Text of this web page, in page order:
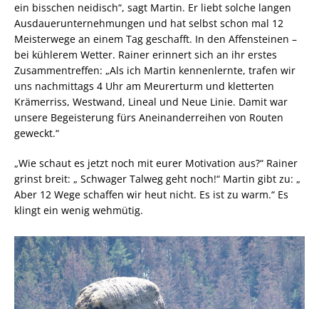
ein bisschen neidisch“, sagt Martin. Er liebt solche langen
Ausdauerunternehmungen und hat selbst schon mal 12
Meisterwege an einem Tag geschafft. In den Affensteinen –
bei kühlerem Wetter. Rainer erinnert sich an ihr erstes
Zusammentreffen: „Als ich Martin kennenlernte, trafen wir
uns nachmittags 4 Uhr am Meurerturm und kletterten
Krämerriss, Westwand, Lineal und Neue Linie. Damit war
unsere Begeisterung fürs Aneinanderreihen von Routen
geweckt.“
„Wie schaut es jetzt noch mit eurer Motivation aus?“ Rainer
grinst breit: „ Schwager Talweg geht noch!“ Martin gibt zu: „
Aber 12 Wege schaffen wir heut nicht. Es ist zu warm.“ Es
klingt ein wenig wehmütig.